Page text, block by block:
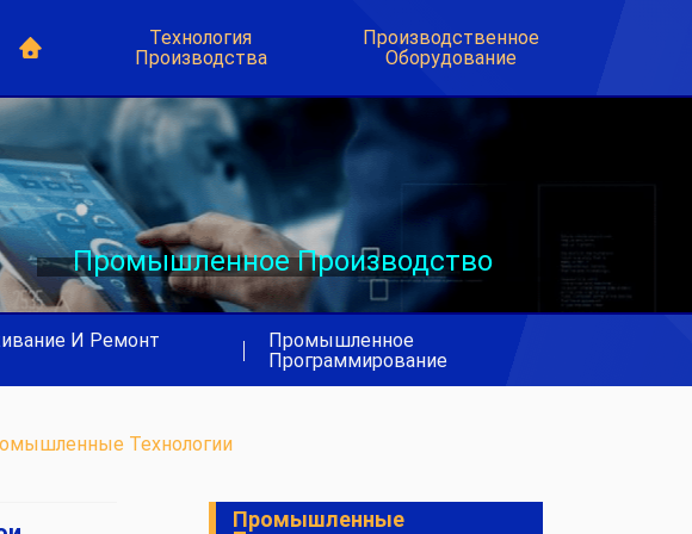
Технология
Производства
Производственное
Оборудование
Промышленное Производство
И Ремонт
Промышленное
Программирование
Технологии
Промышленные